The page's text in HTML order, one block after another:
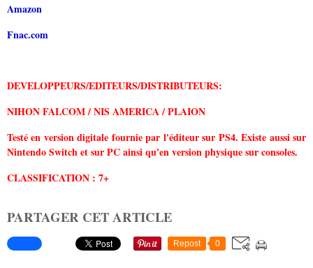
Amazon
Fnac.com
DEVELOPPEURS/EDITEURS/DISTRIBUTEURS:
NIHON FALCOM / NIS AMERICA / PLAION
Testé en version digitale fournie par l'éditeur sur PS4. Existe aussi sur
Nintendo Switch et sur PC ainsi qu'en version physique sur consoles.
CLASSIFICATION : 7+
PARTAGER CET ARTICLE
Repost 0